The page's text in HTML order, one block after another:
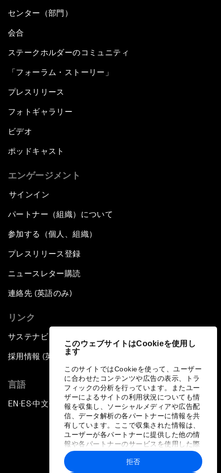
このウェブサイトはCookieを使用し
ます
このサイトではCookieを使って、ユーザー
に合わせたコンテンツや広告の表示、トラ
フィックの分析を行っています。またユー
ザーによるサイトの利用状況についても情
報を収集し、ソーシャルメディアや広告配
信、データ解析の各パートナーに情報を共
有しています。ここで収集された情報は、
ユーザーが各パートナーに提供した他の情
報や各パートナーのサービスを使用した際
に収集された情報と組み合わされ、各パー
トナーによって使用されることがありま
拒否
センター（部門）
会合
ステークホルダーのコミュニティ
「フォーラム・ストーリー」
プレスリリース
フォトギャラリー
ビデオ
ポッドキャスト
エンゲージメント
サインイン
パートナー（組織）について
参加する（個人、組織）
プレスリリース登録
ニュースレター購読
連絡先 (英語のみ)
リンク
サステナビリティへの取り組み
採用情報 (英語のみ)
言語
EN ▪ ES▪中文▪ 日本語
プライバシーポリシーと利用規約